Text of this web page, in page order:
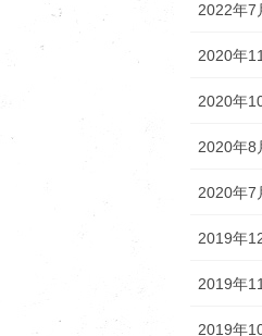
2022年7
2020年
2020年
2020年8
2020年7
2019年
2019年
2019年